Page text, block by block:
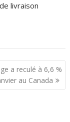
livraison
a reculé à 6,6 %
au Canada